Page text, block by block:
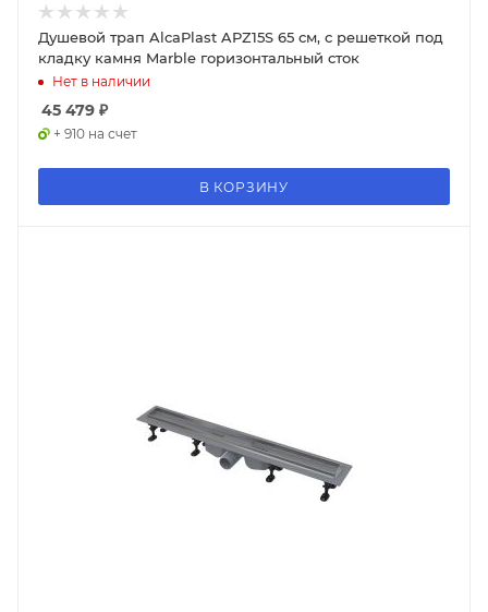
Душевой трап AlcaPlast APZ15S 65 см, с решеткой под
кладку камня Marble горизонтальный сток
Нет в наличии
45 479 ₽
+ 910 на счет
В КОРЗИНУ